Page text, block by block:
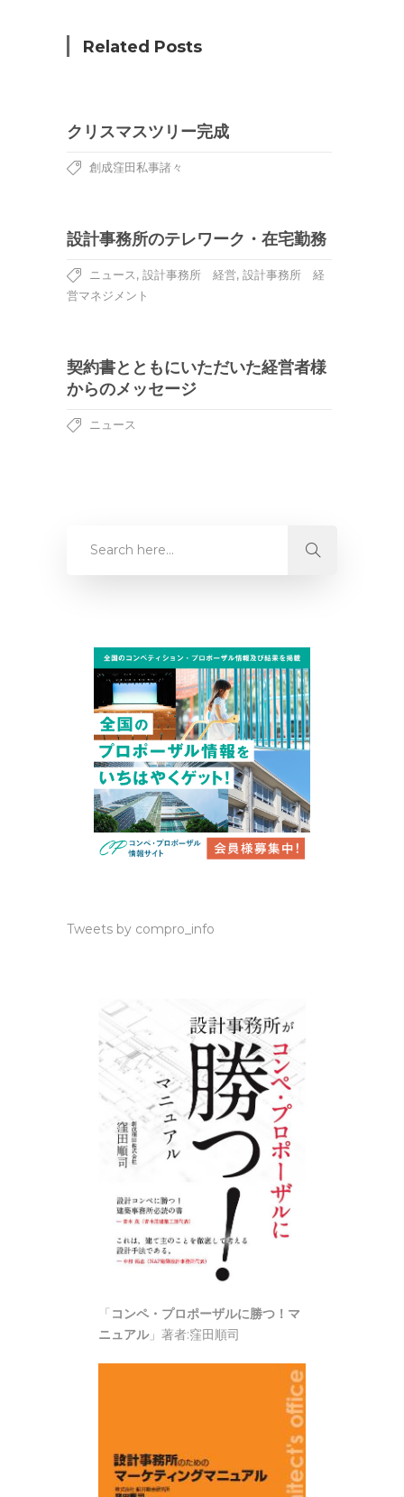
Related Posts
クリスマスツリー完成
創成窪田私事諸々
設計事務所のテレワーク・在宅勤務
ニュース, 設計事務所 経営, 設計事務所 経
営マネジメント
契約書とともにいただいた経営者様
からのメッセージ
ニュース
Tweets by compro_info
「コンペ・プロポーザルに勝つ！マ
ニュアル」著者:窪田順司